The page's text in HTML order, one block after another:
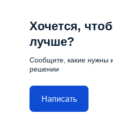
Хочется,
лучше?
Сообщите, какие нужны
решении
Написать